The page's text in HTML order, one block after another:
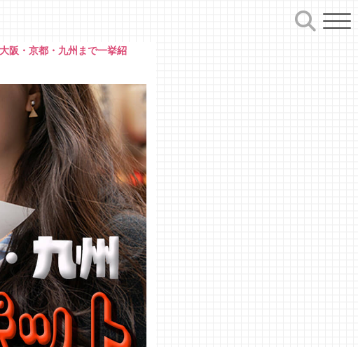
阪・京都・九州まで一挙紹